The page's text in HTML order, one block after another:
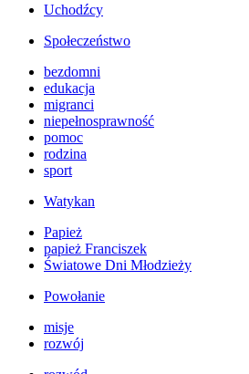
Uchodźcy
Społeczeństwo
bezdomni
edukacja
migranci
niepełnosprawność
pomoc
rodzina
sport
Watykan
Papież
papież Franciszek
Światowe Dni Młodzieży
Powołanie
misje
rozwój